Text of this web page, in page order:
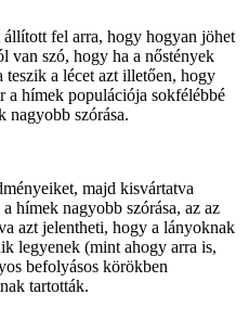
fel arra, hogy hogyan jöhet
van szó, hogy ha a nőstények
teszik a lécet azt illetően, hogy
hímek populációja sokfélébbé
szórása.
majd kisvártatva
hímek nagyobb szórása, az az
azt jelentheti, hogy a lányoknak
legyenek (mint ahogy arra is,
befolyásos körökben
tartották.